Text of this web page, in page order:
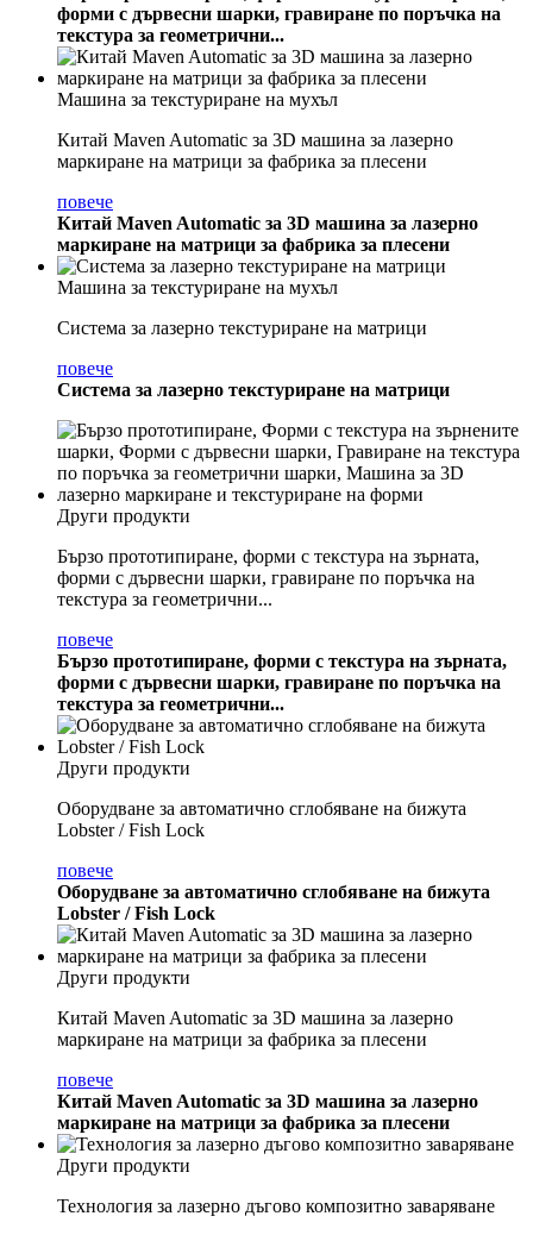
форми с дървесни шарки, гравиране по поръчка на
текстура за геометрични...
Машина за текстуриране на мухъл
Китай Maven Automatic за 3D машина за лазерно
маркиране на матрици за фабрика за плесени
повече
Китай Maven Automatic за 3D машина за лазерно
маркиране на матрици за фабрика за плесени
Машина за текстуриране на мухъл
Система за лазерно текстуриране на матрици
повече
Система за лазерно текстуриране на матрици
Други продукти
Бързо прототипиране, форми с текстура на зърната,
форми с дървесни шарки, гравиране по поръчка на
текстура за геометрични...
повече
Бързо прототипиране, форми с текстура на зърната,
форми с дървесни шарки, гравиране по поръчка на
текстура за геометрични...
Други продукти
Оборудване за автоматично сглобяване на бижута
Lobster / Fish Lock
повече
Оборудване за автоматично сглобяване на бижута
Lobster / Fish Lock
Други продукти
Китай Maven Automatic за 3D машина за лазерно
маркиране на матрици за фабрика за плесени
повече
Китай Maven Automatic за 3D машина за лазерно
маркиране на матрици за фабрика за плесени
Други продукти
Технология за лазерно дъгово композитно заваряване